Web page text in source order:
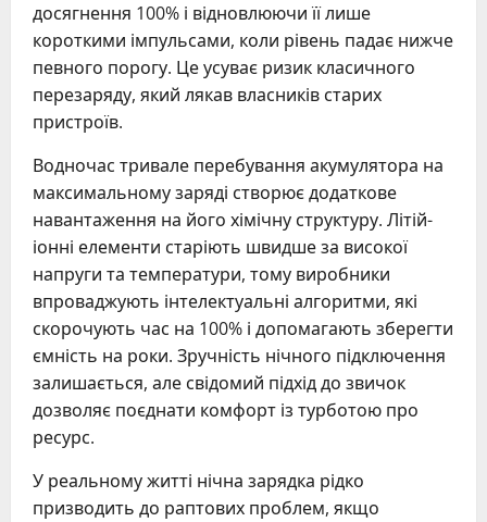
досягнення 100% і відновлюючи її лише
короткими імпульсами, коли рівень падає нижче
певного порогу. Це усуває ризик класичного
перезаряду, який лякав власників старих
пристроїв.
Водночас тривале перебування акумулятора на
максимальному заряді створює додаткове
навантаження на його хімічну структуру. Літій-
іонні елементи старіють швидше за високої
напруги та температури, тому виробники
впроваджують інтелектуальні алгоритми, які
скорочують час на 100% і допомагають зберегти
ємність на роки. Зручність нічного підключення
залишається, але свідомий підхід до звичок
дозволяє поєднати комфорт із турботою про
ресурс.
У реальному житті нічна зарядка рідко
призводить до раптових проблем, якщо